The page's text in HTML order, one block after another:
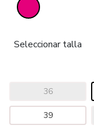
Seleccionar talla
36
39